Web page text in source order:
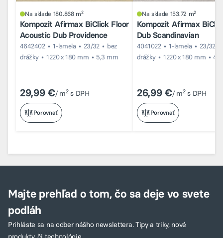
Porovnať
Na sklade 180.868 m2
Kompozit Afirmax BiClick Floor
Acoustic Dub Providence
4642402 1-lamela 23/32
bez
drážky
1220 x 180 mm 5,3 mm
29,99 €/ m2s DPH
Porovnať
Na sklade 153.72 m2
Kompozit Afirmax
Dub Scandinavian
4041022 1-lamela
23/32
drážky
1220 x 180 mm 4
26,99 €/ m2s DPH
Majte prehľad o tom, čo sa deje vo svete
podláh
Prihláste sa na odber nášho newslettera. Tipy a triky, nové